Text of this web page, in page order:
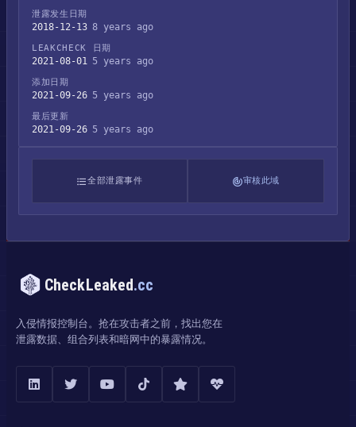
泄露发生日期
2018-12-13 8 years ago
LEAKCHECK 日期
2021-08-01 5 years ago
添加日期
2021-09-26 5 years ago
最后更新
2021-09-26 5 years ago
全部泄露事件 审核此域
CheckLeaked.cc
入侵情报控制台。抢在攻击者之前，找出您在
泄露数据、组合列表和暗网中的暴露情况。